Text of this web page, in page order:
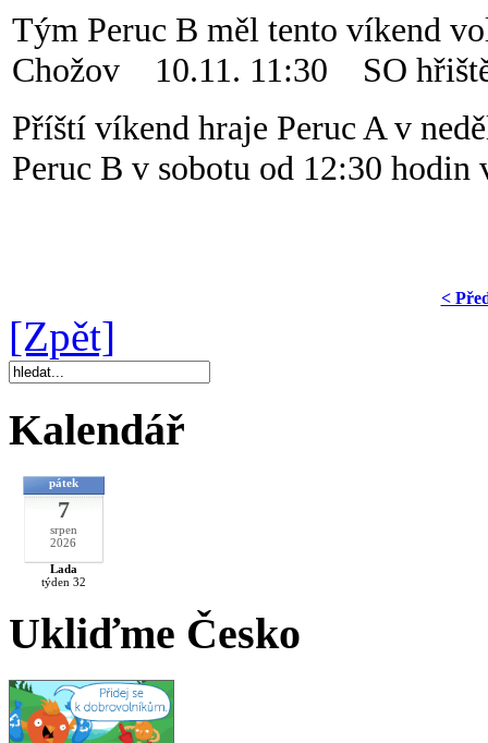
Tým Peruc B měl tento víkend
Chožov 10.11. 11:30 SO
Příští víkend hraje Peruc A v
Peruc B v sobotu od 12:30 hodin
<
[Zpět]
Kalendář
pátek
7
srpen
2026
Lada
týden 32
Ukliďme Česko